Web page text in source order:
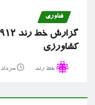
فناوری
کشاورزی
خط رند مرداد ۱۷, ۱۴۰۵